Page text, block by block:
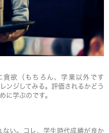
貪欲（もちろん、学業以外です
ンジしてみる。評価されるかどう
に学ぶのです。
い。コレ、学生時代成績が良か